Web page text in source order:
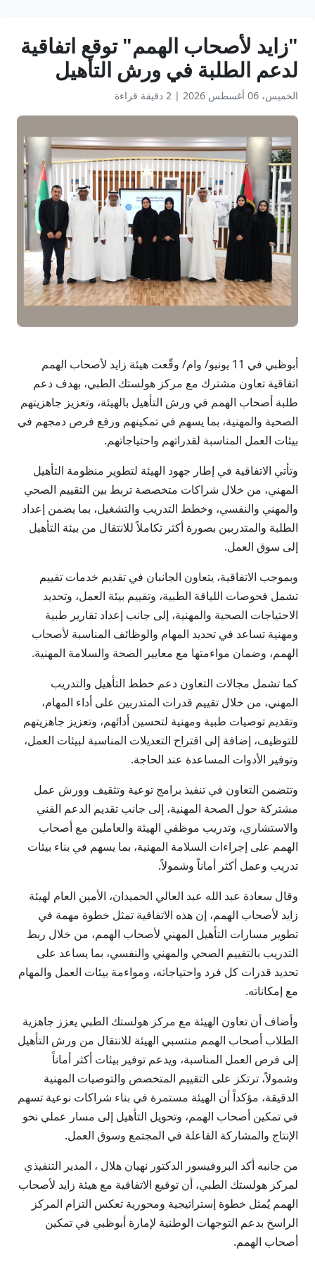
"زايد لأصحاب الهمم" توقع اتفاقية
لدعم الطلبة في ورش التأهيل
الخميس، 06 أغسطس 2026 | 2 دقيقة قراءة
أبوظبي في 11 يونيو/ وام/ وقّعت هيئة زايد لأصحاب الهمم
اتفاقية تعاون مشترك مع مركز هولستك الطبي، بهدف دعم
طلبة أصحاب الهمم في ورش التأهيل بالهيئة، وتعزيز جاهزيتهم
الصحية والمهنية، بما يسهم في تمكينهم ورفع فرص دمجهم في
بيئات العمل المناسبة لقدراتهم واحتياجاتهم.
وتأتي الاتفاقية في إطار جهود الهيئة لتطوير منظومة التأهيل
المهني، من خلال شراكات متخصصة تربط بين التقييم الصحي
والمهني والنفسي، وخطط التدريب والتشغيل، بما يضمن إعداد
الطلبة والمتدربين بصورة أكثر تكاملاً للانتقال من بيئة التأهيل
إلى سوق العمل.
وبموجب الاتفاقية، يتعاون الجانبان في تقديم خدمات تقييم
تشمل فحوصات اللياقة الطبية، وتقييم بيئة العمل، وتحديد
الاحتياجات الصحية والمهنية، إلى جانب إعداد تقارير طبية
ومهنية تساعد في تحديد المهام والوظائف المناسبة لأصحاب
الهمم، وضمان مواءمتها مع معايير الصحة والسلامة المهنية.
كما تشمل مجالات التعاون دعم خطط التأهيل والتدريب
المهني، من خلال تقييم قدرات المتدربين على أداء المهام،
وتقديم توصيات طبية ومهنية لتحسين أدائهم، وتعزيز جاهزيتهم
للتوظيف، إضافة إلى اقتراح التعديلات المناسبة لبيئات العمل،
وتوفير الأدوات المساعدة عند الحاجة.
وتتضمن التعاون في تنفيذ برامج توعية وتثقيف وورش عمل
مشتركة حول الصحة المهنية، إلى جانب تقديم الدعم الفني
والاستشاري، وتدريب موظفي الهيئة والعاملين مع أصحاب
الهمم على إجراءات السلامة المهنية، بما يسهم في بناء بيئات
تدريب وعمل أكثر أماناً وشمولاً.
وقال سعادة عبد الله عبد العالي الحميدان، الأمين العام لهيئة
زايد لأصحاب الهمم، إن هذه الاتفاقية تمثل خطوة مهمة في
تطوير مسارات التأهيل المهني لأصحاب الهمم، من خلال ربط
التدريب بالتقييم الصحي والمهني والنفسي، بما يساعد على
تحديد قدرات كل فرد واحتياجاته، ومواءمة بيئات العمل والمهام
مع إمكاناته.
وأضاف أن تعاون الهيئة مع مركز هولستك الطبي يعزز جاهزية
الطلاب أصحاب الهمم منتسبي الهيئة للانتقال من ورش التأهيل
إلى فرص العمل المناسبة، ويدعم توفير بيئات أكثر أماناً
وشمولاً، ترتكز على التقييم المتخصص والتوصيات المهنية
الدقيقة، مؤكداً أن الهيئة مستمرة في بناء شراكات نوعية تسهم
في تمكين أصحاب الهمم، وتحويل التأهيل إلى مسار عملي نحو
الإنتاج والمشاركة الفاعلة في المجتمع وسوق العمل.
من جانبه أكد البروفيسور الدكتور نهيان هلال ، المدير التنفيذي
لمركز هولستك الطبي، أن توقيع الاتفاقية مع هيئة زايد لأصحاب
الهمم يُمثل خطوة إستراتيجية ومحورية تعكس التزام المركز
الراسخ بدعم التوجهات الوطنية لإمارة أبوظبي في تمكين
أصحاب الهمم.